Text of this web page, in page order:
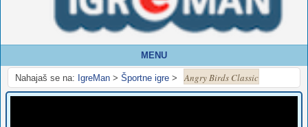
MENU
Nahajaš se na: IgreMan > Športne igre > Angry Birds Classic